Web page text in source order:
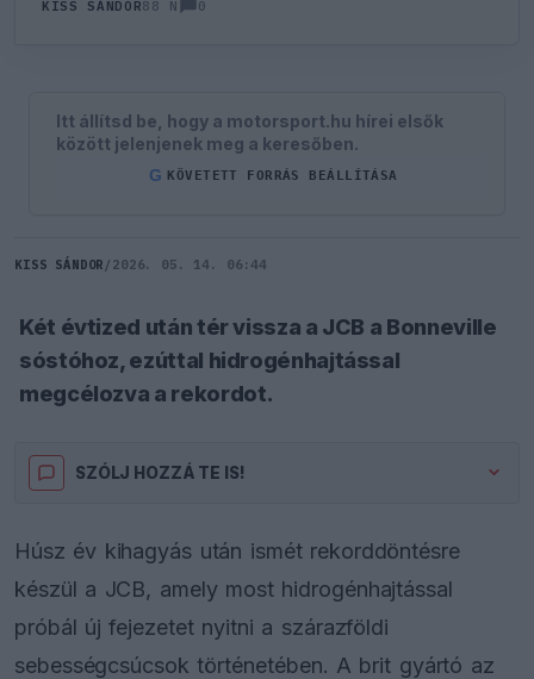
KISS SÁNDOR88 N 0
Itt állítsd be, hogy a motorsport.hu hírei elsők
között jelenjenek meg a keresőben.
G KÖVETETT FORRÁS BEÁLLÍTÁSA
KISS SÁNDOR / 2026. 05. 14. 06:44
Két évtized után tér vissza a JCB a Bonneville
sóstóhoz, ezúttal hidrogénhajtással
megcélozva a rekordot.
SZÓLJ HOZZÁ TE IS!
Húsz év kihagyás után ismét rekorddöntésre
készül a JCB, amely most hidrogénhajtással
próbál új fejezetet nyitni a szárazföldi
sebességcsúcsok történetében. A brit gyártó az